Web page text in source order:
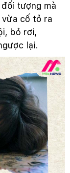
tượng mà
vừa cố tỏ ra
bỏ rơi,
lại.